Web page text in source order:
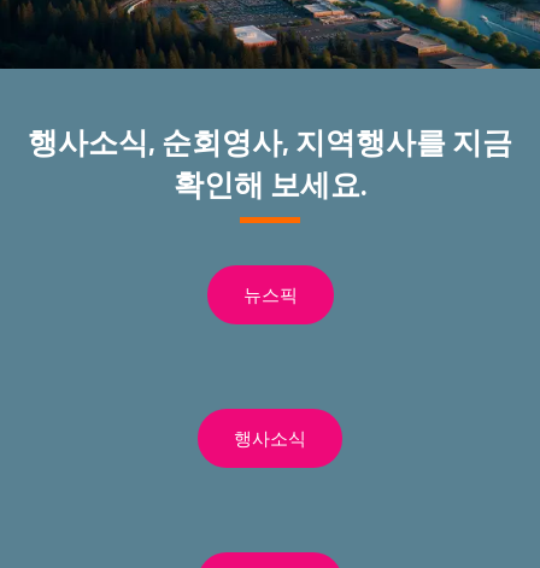
행사소식, 순회영사, 지역행사를 지금
확인해 보세요.
뉴스픽
행사소식